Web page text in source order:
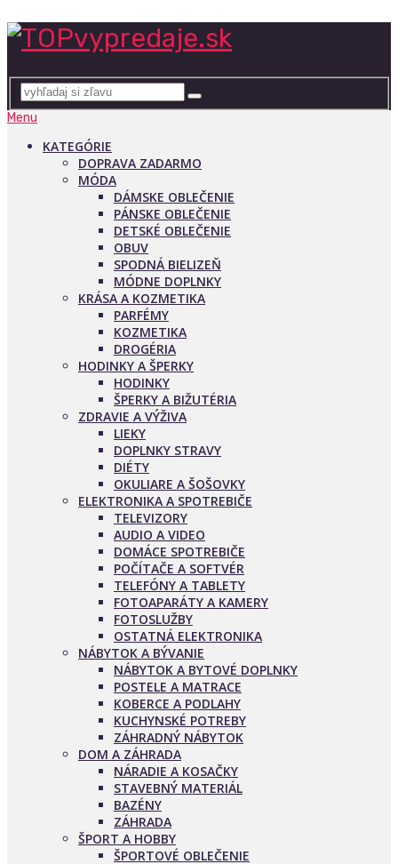
Menu
KATEGÓRIE
DOPRAVA ZADARMO
MÓDA
DÁMSKE OBLEČENIE
PÁNSKE OBLEČENIE
DETSKÉ OBLEČENIE
OBUV
SPODNÁ BIELIZEŇ
MÓDNE DOPLNKY
KRÁSA A KOZMETIKA
PARFÉMY
KOZMETIKA
DROGÉRIA
HODINKY A ŠPERKY
HODINKY
ŠPERKY A BIŽUTÉRIA
ZDRAVIE A VÝŽIVA
LIEKY
DOPLNKY STRAVY
DIÉTY
OKULIARE A ŠOŠOVKY
ELEKTRONIKA A SPOTREBIČE
TELEVIZORY
AUDIO A VIDEO
DOMÁCE SPOTREBIČE
POČÍTAČE A SOFTVÉR
TELEFÓNY A TABLETY
FOTOAPARÁTY A KAMERY
FOTOSLUŽBY
OSTATNÁ ELEKTRONIKA
NÁBYTOK A BÝVANIE
NÁBYTOK A BYTOVÉ DOPLNKY
POSTELE A MATRACE
KOBERCE A PODLAHY
KUCHYNSKÉ POTREBY
ZÁHRADNÝ NÁBYTOK
DOM A ZÁHRADA
NÁRADIE A KOSAČKY
STAVEBNÝ MATERIÁL
BAZÉNY
ZÁHRADA
ŠPORT A HOBBY
ŠPORTOVÉ OBLEČENIE